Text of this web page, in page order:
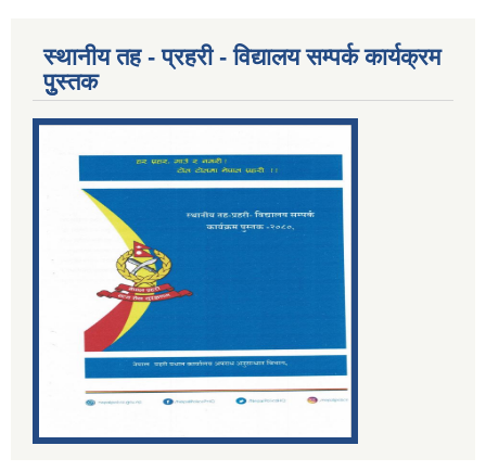
स्थानीय तह - प्रहरी - विद्यालय सम्पर्क कार्यक्रम
पुुस्तक